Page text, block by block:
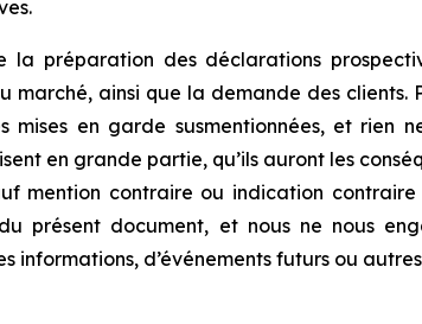
la préparation des déclarations
marché, ainsi que la demande des
mises en garde susmentionnées, et
en grande partie, qu’ils auront les
mention contraire ou indication
présent document, et nous ne nous
informations, d’événements futurs ou